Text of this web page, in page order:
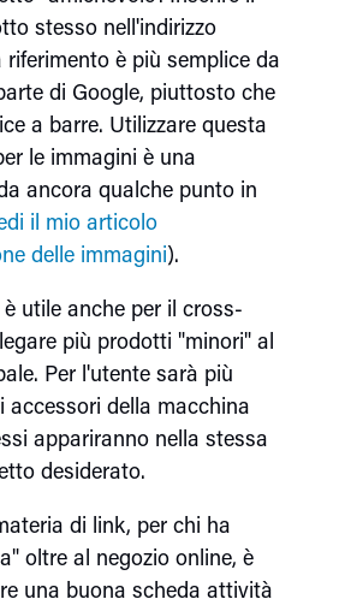
stesso nell'indirizzo
è più semplice da
di Google, piuttosto che
a barre. Utilizzare questa
le immagini è una
ancora qualche punto in
il mio articolo
delle immagini).
utile anche per il cross-
più prodotti "minori" al
Per l'utente sarà più
accessori della macchina
appariranno nella stessa
desiderato.
di link, per chi ha
oltre al negozio online, è
una buona scheda attività